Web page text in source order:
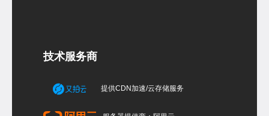
技术服务商
提供CDN加速/云存储服务